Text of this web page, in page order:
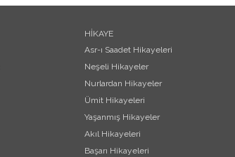
HİKAYE
Asr-ı Saadet Hikayeleri
Neşeli Hikayeler
Nurlardan Hikayeler
Ümit Hikayeleri
Yaşanmış Hikayeler
Akıl Hikayeleri
Başarı Hikayeleri